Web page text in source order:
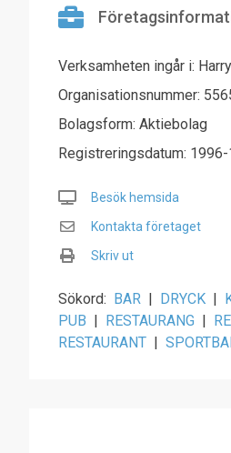
Verksamheten ingår i:
Organisationsnummer:
Bolagsform: Aktiebolag
Registreringsdatum:
Besök hemsida
Kontakta företaget
Skriv ut
Sökord: BAR | DRYCK |
PUB | RESTAURANG |
RESTAURANT |